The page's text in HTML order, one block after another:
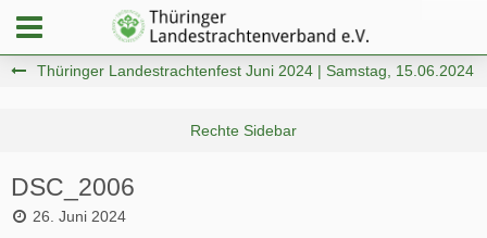
Thüringer Landestrachtenfest Juni 2024 | Samstag, 15.06.2024
DSC_2006
26. Juni 2024